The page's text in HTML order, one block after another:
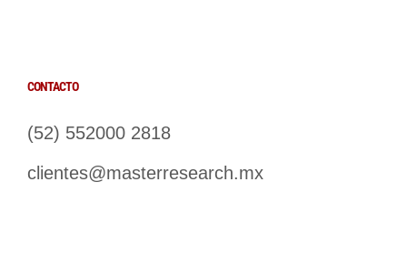
CONTACTO
(52) 552000 2818
clientes@masterresearch.mx